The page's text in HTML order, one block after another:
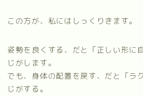
この方が、私にはしっくりきます。
姿勢を良くする、だと「正しい形に
じがします。
でも、身体の配置を戻す、だと「ラ
じがする。